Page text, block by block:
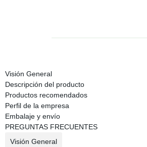
Visión General
Descripción del producto
Productos recomendados
Perfil de la empresa
Embalaje y envío
PREGUNTAS FRECUENTES
Visión General